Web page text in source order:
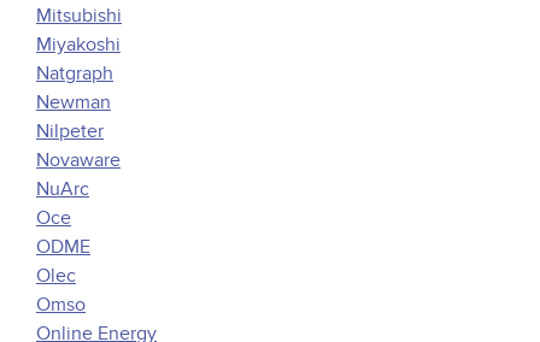
Mitsubishi
Miyakoshi
Natgraph
Newman
Nilpeter
Novaware
NuArc
Oce
ODME
Olec
Omso
Online Energy